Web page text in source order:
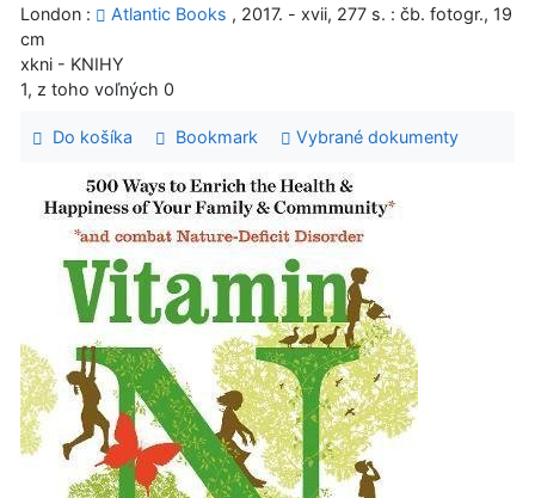
London :
Atlantic Books , 2017. - xvii, 277 s. : čb. fotogr., 19
cm
xkni - KNIHY
1, z toho voľných 0
Do košíka Bookmark Vybrané dokumenty